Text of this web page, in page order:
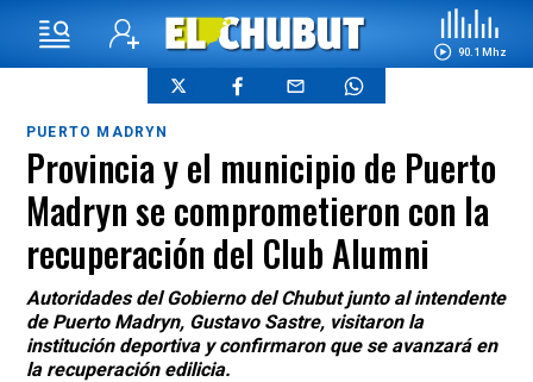
90.1 Mhz
PUERTO MADRYN
Provincia y el municipio de Puerto
Madryn se comprometieron con la
recuperación del Club Alumni
Autoridades del Gobierno del Chubut junto al intendente
de Puerto Madryn, Gustavo Sastre, visitaron la
institución deportiva y confirmaron que se avanzará en
la recuperación edilicia.